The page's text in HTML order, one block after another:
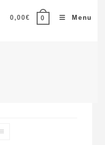
0,00€ 0 Menu